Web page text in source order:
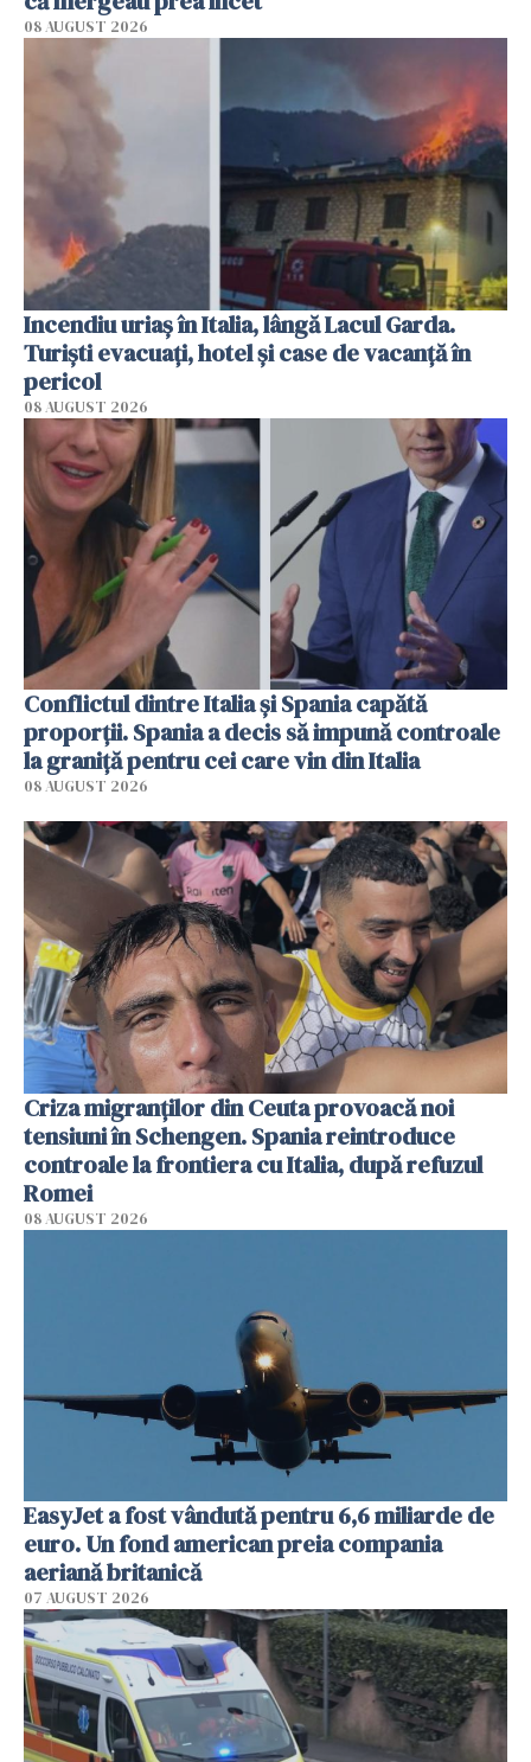
08 AUGUST 2026
Incendiu uriaș în Italia, lângă Lacul Garda.
Turiști evacuați, hotel și case de vacanță în
pericol
08 AUGUST 2026
Conflictul dintre Italia și Spania capătă
proporții. Spania a decis să impună controale
la graniță pentru cei care vin din Italia
08 AUGUST 2026
Criza migranților din Ceuta provoacă noi
tensiuni în Schengen. Spania reintroduce
controale la frontiera cu Italia, după refuzul
Romei
08 AUGUST 2026
EasyJet a fost vândută pentru 6,6 miliarde de
euro. Un fond american preia compania
aeriană britanică
07 AUGUST 2026